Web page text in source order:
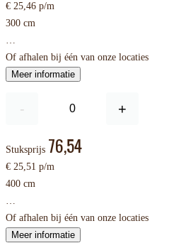
€ 25,46 p/m
300 cm
…
Of afhalen bij één van onze locaties
Meer informatie
- +
Stuksprijs 76,54
€ 25,51 p/m
400 cm
…
Of afhalen bij één van onze locaties
Meer informatie